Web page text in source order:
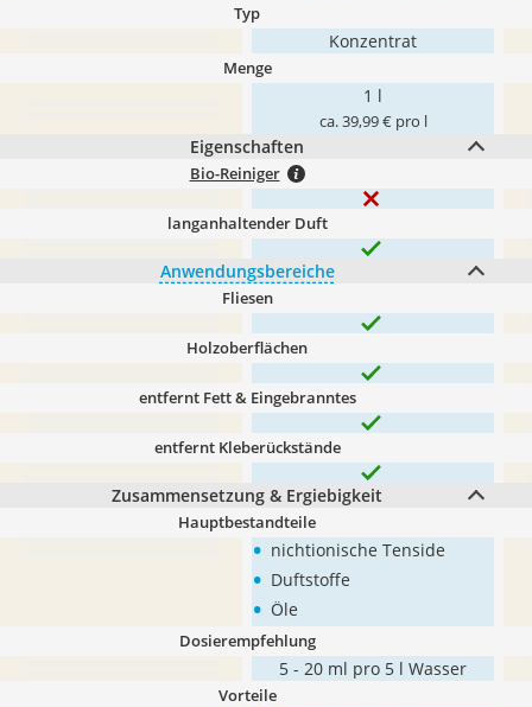
Typ
Konzentrat
Menge
1 l
ca. 39,99 € pro l
Eigenschaften
Bio-Reiniger
langanhaltender Duft
Anwendungsbereiche
Fliesen
Holzoberflächen
entfernt Fett & Eingebranntes
entfernt Kleberückstände
Zusammensetzung & Ergiebigkeit
Hauptbestandteile
• nichtionische Tenside
• Duftstoffe
• Öle
Dosierempfehlung
5 - 20 ml pro 5 l Wasser
Vorteile